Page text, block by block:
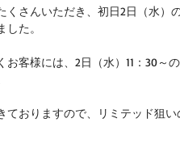
くさんいただき、初日2日（水
した。
お客様には、2日（水）11：30～
ておりますので、リミテッド狙い